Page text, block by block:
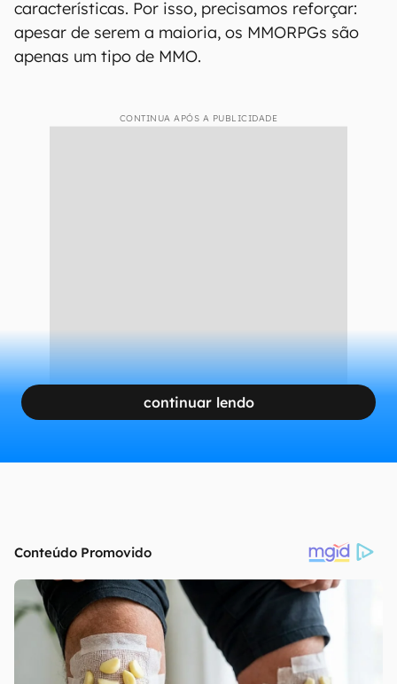
características. Por isso, precisamos reforçar:
apesar de serem a maioria, os MMORPGs são
apenas um tipo de MMO.
CONTINUA APÓS A PUBLICIDADE
continuar lendo